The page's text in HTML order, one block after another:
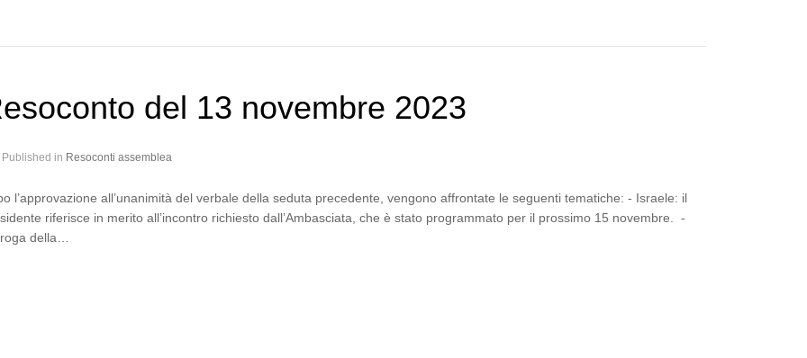
del 13 novembre 2023
Published in Resoconti assemblea
l’approvazione all’unanimità del verbale della seduta precedente, vengono affrontate le seguenti tematiche: - Israele: il
riferisce in merito all’incontro richiesto dall’Ambasciata, che è stato programmato per il prossimo 15 novembre. -
della…